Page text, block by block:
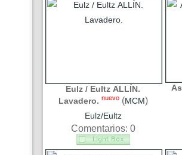
Eulz / Eultz ALLÍN.
Lavadero. nuevo (MCM)
Eulz/Eultz
Comentarios: 0